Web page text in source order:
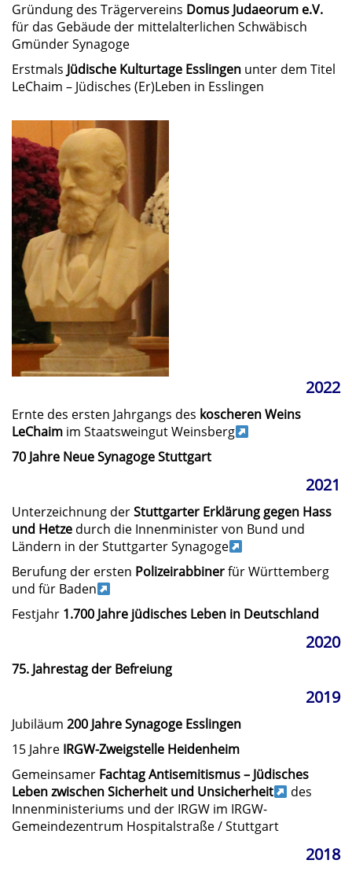
Gründung des Trägervereins Domus Judaeorum e.V.
für das Gebäude der mittelalterlichen Schwäbisch
Gmünder Synagoge
Erstmals Jüdische Kulturtage Esslingen unter dem Titel
LeChaim – Jüdisches (Er)Leben in Esslingen
2022
Ernte des ersten Jahrgangs des koscheren Weins
LeChaim im Staatsweingut Weinsberg
70 Jahre Neue Synagoge Stuttgart
2021
Unterzeichnung derStuttgarter Erklärung gegen Hass
und Hetze durch die Innenminister von Bund und
Ländern in der Stuttgarter Synagoge
Berufung der ersten Polizeirabbinerfür Württemberg
und für Baden
Festjahr 1.700 Jahre jüdisches Leben in Deutschland
2020
75. Jahrestag der Befreiung
2019
Jubiläum 200 Jahre Synagoge Esslingen
15 Jahre IRGW-Zweigstelle Heidenheim
Gemeinsamer Fachtag Antisemitismus – Jüdisches
Leben zwischen Sicherheit und Unsicherheit
des
Innenministeriums und der IRGW im IRGW-
Gemeindezentrum Hospitalstraße / Stuttgart
2018